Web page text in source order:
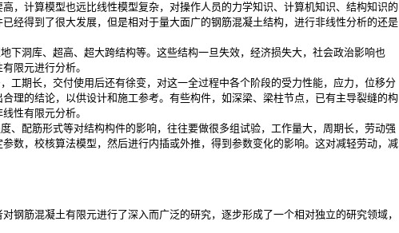
计算模型也远比线性模型复杂，对操作人员的力学知识、计算机知识、结构知识的
经得到了很大发展，但是相对于量大面广的钢筋混凝土结构，进行非线性分析的还是
下洞库、超高、超大跨结构等。这些结构一旦失效，经济损失大，社会政治影响也
限元进行分析。
工期长，交付使用后还有徐变，对这一全过程中各个阶段的受力性能，应力，位移分
理的结论，以供设计和施工参考。有些构件，如深梁、梁柱节点，已有主导裂缝的构
性有限元分析。
、配筋形式等对结构构件的影响，往往要做很多组试验，工作量大，周期长，劳动强
数，校核算法模型，然后进行内插或外推，得到参数变化的影响。这对减轻劳动，减
筋混凝土有限元进行了深入而广泛的研究，逐步形成了一个相对独立的研究领域，